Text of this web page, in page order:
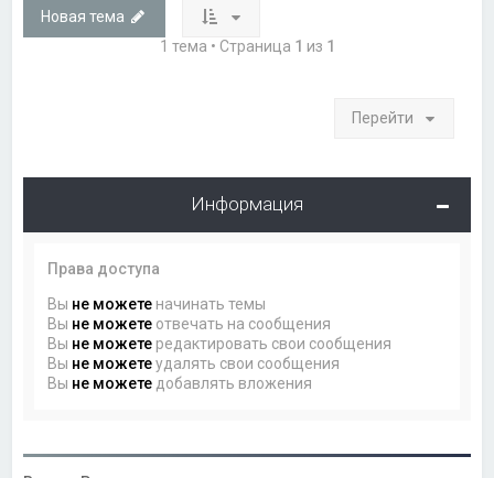
Новая тема
1 тема • Страница 1 из 1
Перейти
Информация
Права доступа
Вы не можете начинать темы
Вы не можете отвечать на сообщения
Вы не можете редактировать свои сообщения
Вы не можетеудалять свои сообщения
Вы не можете добавлять вложения